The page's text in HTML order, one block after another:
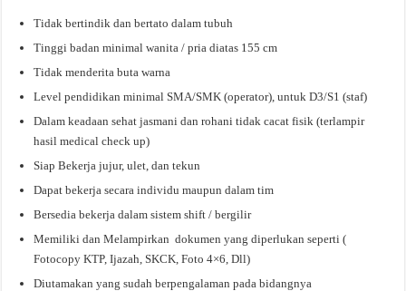
Tidak bertindik dan bertato dalam tubuh
Tinggi badan minimal wanita / pria diatas 155 cm
Tidak menderita buta warna
Level pendidikan minimal SMA/SMK (operator), untuk D3/S1 (staf)
Dalam keadaan sehat jasmani dan rohani tidak cacat fisik (terlampir
hasil medical check up)
Siap Bekerja jujur, ulet, dan tekun
Dapat bekerja secara individu maupun dalam tim
Bersedia bekerja dalam sistem shift / bergilir
Memiliki dan Melampirkan dokumen yang diperlukan seperti (
Fotocopy KTP, Ijazah, SKCK, Foto 4×6, Dll)
Diutamakan yang sudah berpengalaman pada bidangnya